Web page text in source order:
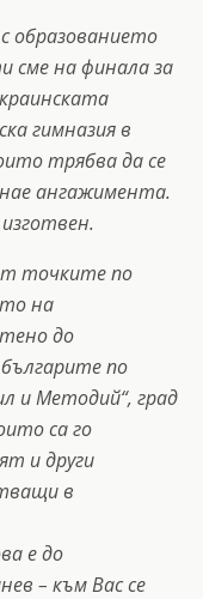
образованието
сме на финала за
гимназия в
трябва да се
ангажимента.
точките по
на
до
по
и Методий“, град
са го
и други
в
е до
– към Вас се